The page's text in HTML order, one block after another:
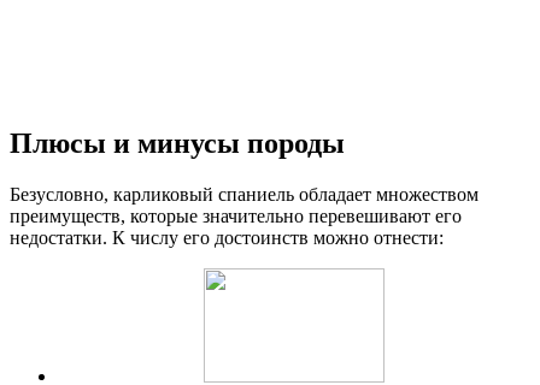
Плюсы и минусы породы
Безусловно, карликовый спаниель обладает множеством
преимуществ, которые значительно перевешивают его
недостатки. К числу его достоинств можно отнести: